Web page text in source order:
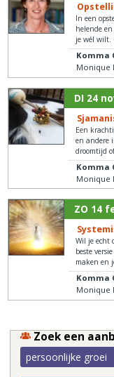
In een
helende
je wél wilt.
Komma
Monique
DI 24
Een
en andere
droomtijd
Komma
Monique
ZO 14
Wil je echt
beste
maken en
Komma
Monique
Zoek een
persoonlijke groei